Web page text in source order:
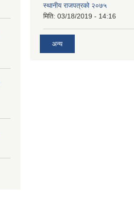
स्थानीय राजपत्रको २०७५
मिति: 03/18/2019 - 14:16
अन्य